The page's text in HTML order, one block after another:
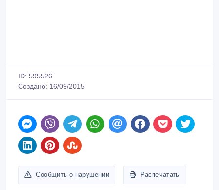
ID: 595526
Создано: 16/09/2015
Сообщить о нарушении Распечатать